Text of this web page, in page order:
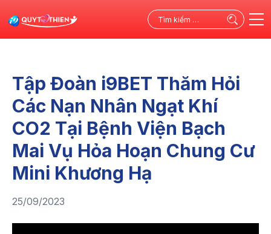
kiếm
Tập Đoàn i9BET Thăm Hỏi
Các Nạn Nhân Ngạt Khí
CO2 Tại Bệnh Viện Bạch
Mai Vụ Hỏa Hoạn Chung Cư
Mini Khương Hạ
25/09/2023